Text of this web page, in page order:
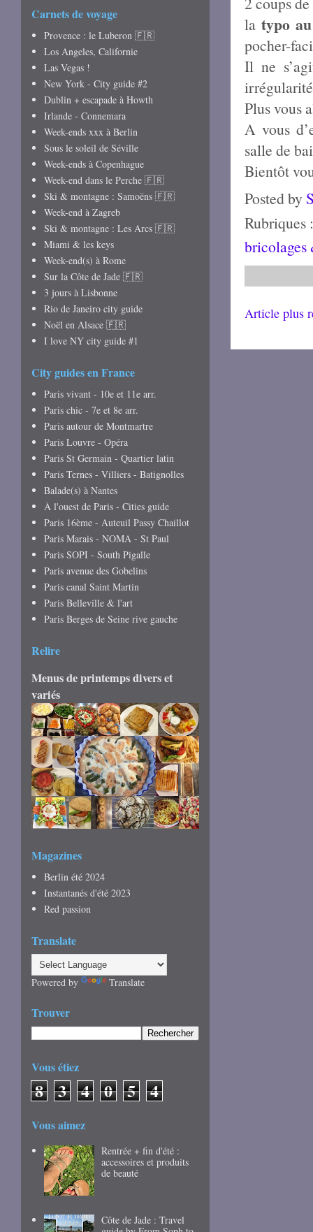
latypo
pocher-
Il ne
Plus vous
A vous
salle de
Bientôt
Posted by
Rubriques
bricolages
Article plus
Carnets de voyage
Provence : le Luberon 🇫🇷
Los Angeles, Californie
Las Vegas !
New York - City guide #2
Dublin + escapade à Howth
Irlande - Connemara
Week-ends xxx à Berlin
Sous le soleil de Séville
Week-ends à Copenhague
Week-end dans le Perche 🇫🇷
Ski & montagne : Samoëns 🇫🇷
Week-end à Zagreb
Ski & montagne : Les Arcs 🇫🇷
Miami & les keys
Week-end(s) à Rome
Sur la Côte de Jade 🇫🇷
3 jours à Lisbonne
Rio de Janeiro city guide
Noël en Alsace 🇫🇷
I love NY city guide #1
City guides en France
Paris vivant - 10e et 11e arr.
Paris chic - 7e et 8e arr.
Paris autour de Montmartre
Paris Louvre - Opéra
Paris St Germain - Quartier latin
Paris Ternes - Villiers - Batignolles
Balade(s) à Nantes
À l'ouest de Paris - Cities guide
Paris 16ème - Auteuil Passy Chaillot
Paris Marais - NOMA - St Paul
Paris SOPI - South Pigalle
Paris avenue des Gobelins
Paris canal Saint Martin
Paris Belleville & l'art
Paris Berges de Seine rive gauche
Relire
Menus de printemps divers et
variés
Magazines
Berlin été 2024
Instantanés d'été 2023
Red passion
Translate
Powered by Translate
Trouver
Vous étiez
8 3 4 0 5 4
Vous aimez
Rentrée + fin d'été :
accessoires et produits
de beauté
Côte de Jade : Travel